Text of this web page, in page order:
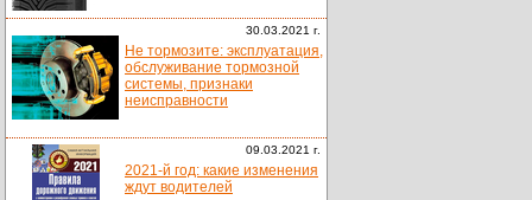
30.03.2021 г.
Не тормозите: эксплуатация,
обслуживание тормозной
системы, признаки
неисправности
09.03.2021 г.
2021-й год: какие изменения
ждут водителей